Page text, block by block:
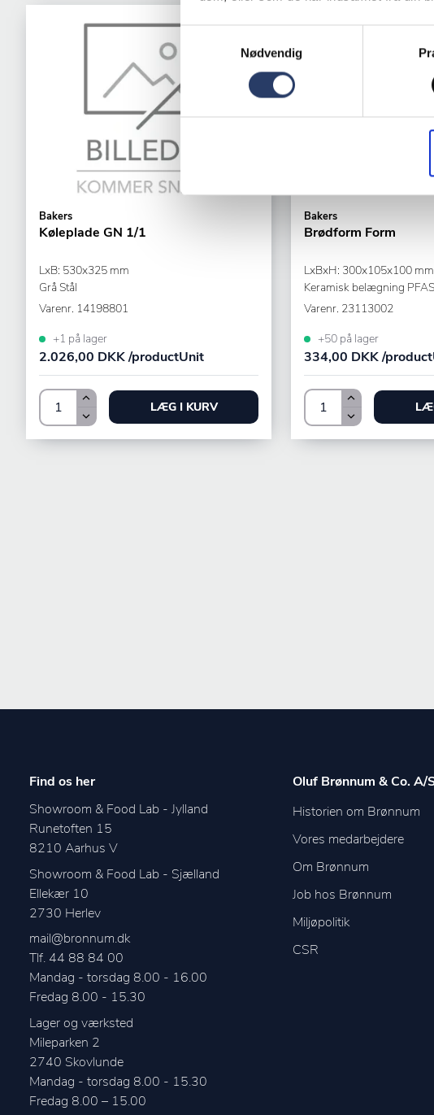
Nødvendig
Bakers
Køleplade GN 1/1
LxB: 530x325 mm
Grå Stål
Varenr. 14198801
+1 på lager
2.026,00 DKK /productUnit
LÆG I KURV
Bakers
Brødform Form
LxBxH: 300x105x100
Keramisk belægning
Varenr. 23113002
+50 på lager
334,00 DKK /
Find os her
Showroom & Food Lab - Jylland
Runetoften 15
8210 Aarhus V
Showroom & Food Lab - Sjælland
Ellekær 10
2730 Herlev
mail@bronnum.dk
Tlf. 44 88 84 00
Mandag - torsdag 8.00 - 16.00
Fredag 8.00 - 15.30
Lager og værksted
Mileparken 2
2740 Skovlunde
Mandag - torsdag 8.00 - 15.30
Oluf Brønnum & Co. A/
Historien om Brønnum
Vores medarbejdere
Om Brønnum
Job hos Brønnum
Miljøpolitik
CSR